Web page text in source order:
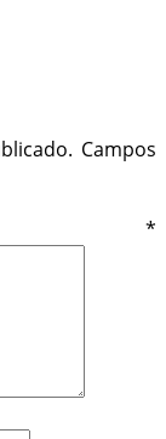
Campos
*